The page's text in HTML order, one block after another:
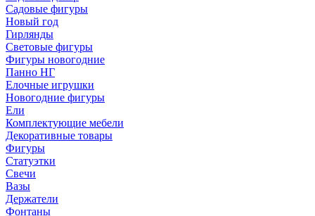
Садовые фигуры
Новый год
Гирлянды
Световые фигуры
Фигуры новогодние
Панно НГ
Елочные игрушки
Новогодние фигуры
Ели
Комплектующие мебели
Декоративные товары
Фигуры
Статуэтки
Свечи
Вазы
Держатели
Фонтаны